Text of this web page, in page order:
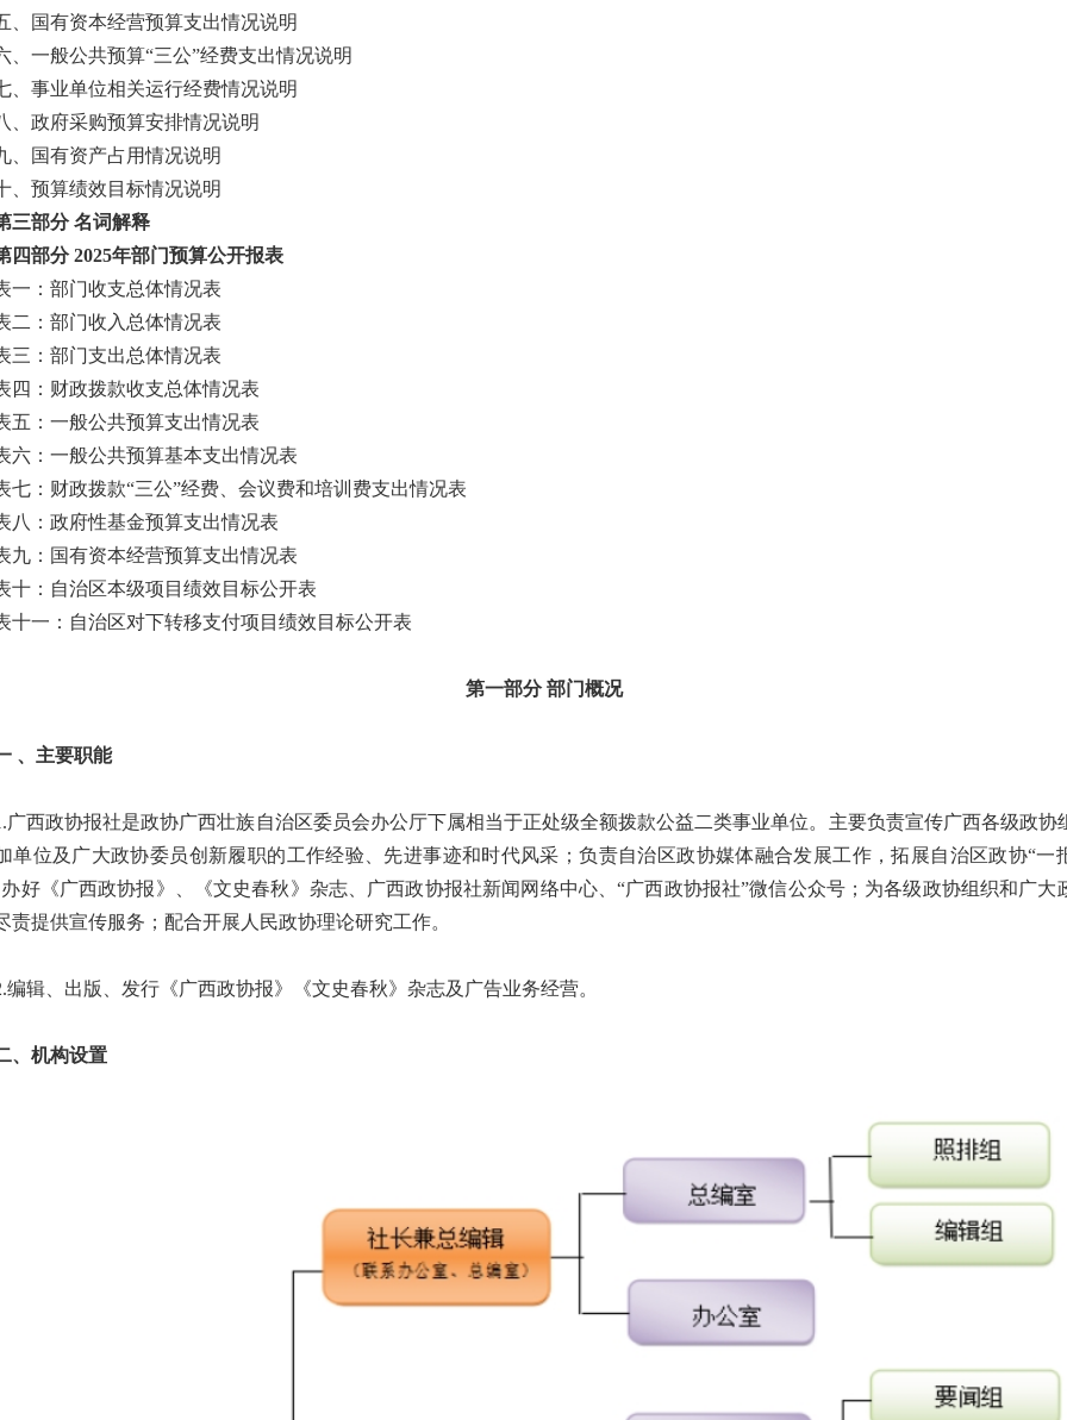
国有资本经营预算支出情况说明
一般公共预算“三公”经费支出情况说明
事业单位相关运行经费情况说明
政府采购预算安排情况说明
国有资产占用情况说明
预算绩效目标情况说明
部分 名词解释
部分 2025年部门预算公开报表
：部门收支总体情况表
：部门收入总体情况表
：部门支出总体情况表
：财政拨款收支总体情况表
：一般公共预算支出情况表
：一般公共预算基本支出情况表
：财政拨款“三公”经费、会议费和培训费支出情况表
：政府性基金预算支出情况表
：国有资本经营预算支出情况表
：自治区本级项目绩效目标公开表
一：自治区对下转移支付项目绩效目标公开表
第一部分 部门概况
主要职能
政协报社是政协广西壮族自治区委员会办公厅下属相当于正处级全额拨款公益二类事业单位。主要负责宣传广西各级政协
单位及广大政协委员创新履职的工作经验、先进事迹和时代风采；负责自治区政协媒体融合发展工作，拓展自治区政协“一
办好《广西政协报》、《文史春秋》杂志、广西政协报社新闻网络中心、“广西政协报社”微信公众号；为各级政协组织和广大
责提供宣传服务；配合开展人民政协理论研究工作。
、出版、发行《广西政协报》《文史春秋》杂志及广告业务经营。
机构设置